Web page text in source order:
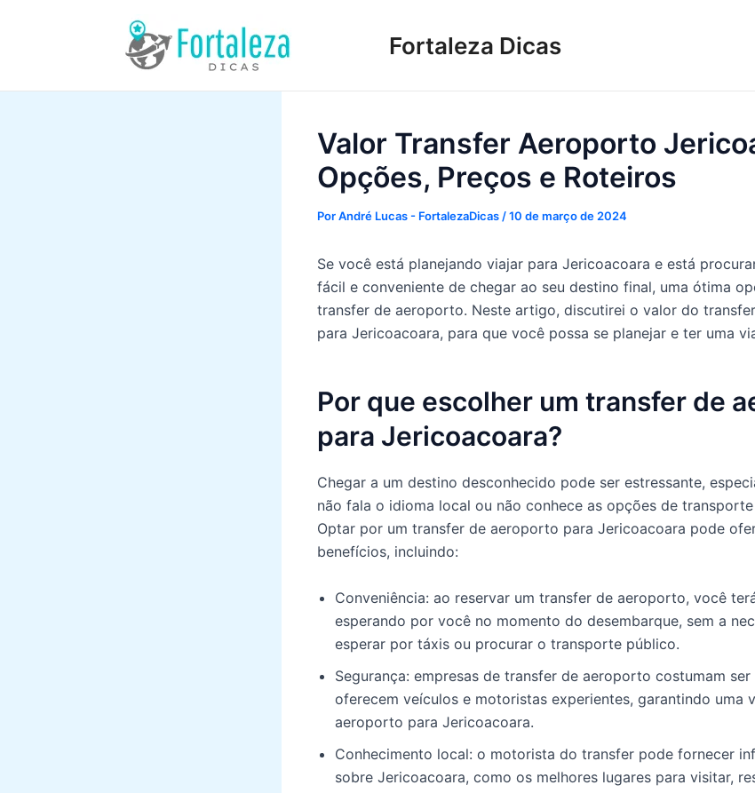
Fortaleza Dicas
Valor Transfer Aeroporto
Opções, Preços e Roteiros
PorAndré Lucas - FortalezaDicas /10 de março de 2024
Se você está planejando viajar para Jericoacoara e está
fácil e conveniente de chegar ao seu destino final, uma ótima
transfer de aeroporto. Neste artigo, discutirei o valor do
para Jericoacoara, para que você possa se planejar e ter uma
Por que escolher um transfer de
para Jericoacoara?
Chegar a um destino desconhecido pode ser estressante,
não fala o idioma local ou não conhece as opções de
Optar por um transfer de aeroporto para Jericoacoara pode
benefícios, incluindo:
Conveniência: ao reservar um transfer de aeroporto, você
esperando por você no momento do desembarque, sem a
esperar por táxis ou procurar o transporte público.
Segurança: empresas de transfer de aeroporto costumam
oferecem veículos e motoristas experientes, garantindo uma
aeroporto para Jericoacoara.
Conhecimento local: o motorista do transfer pode fornecer
sobre Jericoacoara, como os melhores lugares para visitar,